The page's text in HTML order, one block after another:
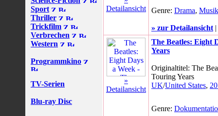
Sport
Thriller
Trickfilm
Verbrechen
Western
Programmkino
TV-Serien
Blu-ray Disc
Detailansicht
Genre: Drama, Musik
» zur Detailansicht |
»
Detailansicht
The Beatles: Eight
Years
Originaltitel: The
Touring Years
UK/United States,
Genre: